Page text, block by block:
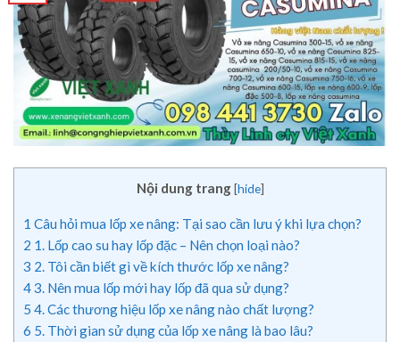
Nội dung trang [hide]
1 Câu hỏi mua lốp xe nâng: Tại sao cần lưu ý khi lựa chọn?
2 1. Lốp cao su hay lốp đặc – Nên chọn loại nào?
3 2. Tôi cần biết gì về kích thước lốp xe nâng?
43. Nên mua lốp mới hay lốp đã qua sử dụng?
5 4. Các thương hiệu lốp xe nâng nào chất lượng?
6 5. Thời gian sử dụng của lốp xe nâng là bao lâu?